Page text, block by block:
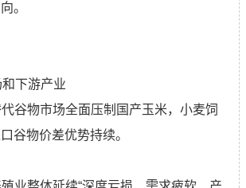
。
下游产业
谷物市场全面压制国产玉米，小麦饲
谷物价差优势持续。